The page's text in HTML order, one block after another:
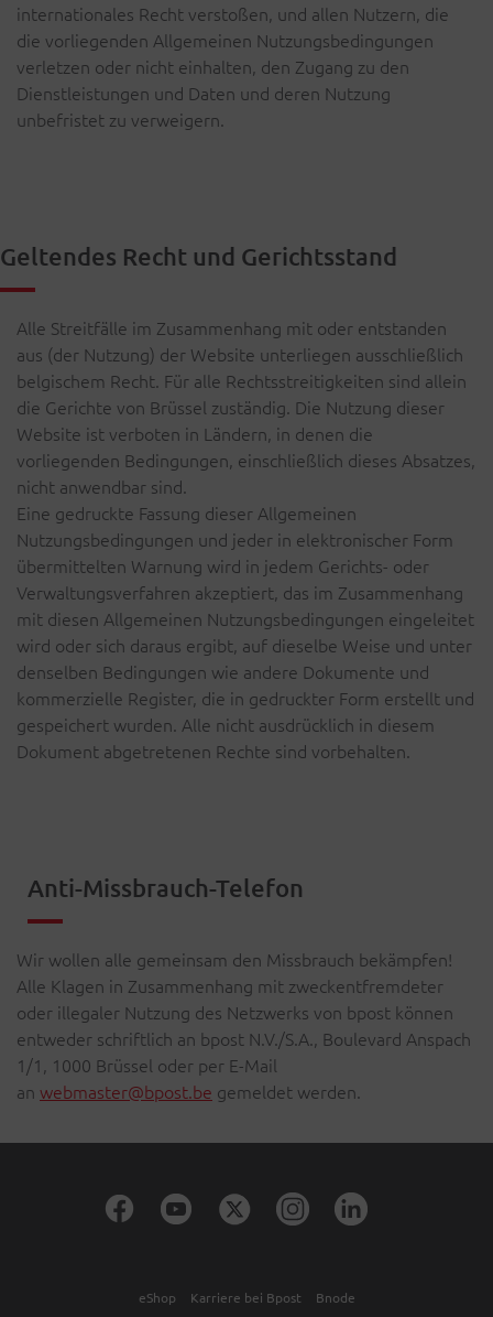
internationales Recht verstoßen, und allen Nutzern, die
die vorliegenden Allgemeinen Nutzungsbedingungen
verletzen oder nicht einhalten, den Zugang zu den
Dienstleistungen und Daten und deren Nutzung
unbefristet zu verweigern.
Geltendes Recht und Gerichtsstand
Alle Streitfälle im Zusammenhang mit oder entstanden
aus (der Nutzung) der Website unterliegen ausschließlich
belgischem Recht. Für alle Rechtsstreitigkeiten sind allein
die Gerichte von Brüssel zuständig. Die Nutzung dieser
Website ist verboten in Ländern, in denen die
vorliegenden Bedingungen, einschließlich dieses Absatzes,
nicht anwendbar sind.
Eine gedruckte Fassung dieser Allgemeinen
Nutzungsbedingungen und jeder in elektronischer Form
übermittelten Warnung wird in jedem Gerichts- oder
Verwaltungsverfahren akzeptiert, das im Zusammenhang
mit diesen Allgemeinen Nutzungsbedingungen eingeleitet
wird oder sich daraus ergibt, auf dieselbe Weise und unter
denselben Bedingungen wie andere Dokumente und
kommerzielle Register, die in gedruckter Form erstellt und
gespeichert wurden. Alle nicht ausdrücklich in diesem
Dokument abgetretenen Rechte sind vorbehalten.
Anti-Missbrauch-Telefon
Wir wollen alle gemeinsam den Missbrauch bekämpfen!
Alle Klagen in Zusammenhang mit zweckentfremdeter
oder illegaler Nutzung des Netzwerks von bpost können
entweder schriftlich an bpost N.V./S.A., Boulevard Anspach
1/1, 1000 Brüssel oder per E-Mail
an webmaster@bpost.be gemeldet werden.
eShop Karriere bei Bpost Bnode